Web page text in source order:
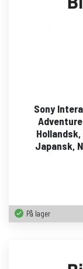
Sony
Japansk,
På lager